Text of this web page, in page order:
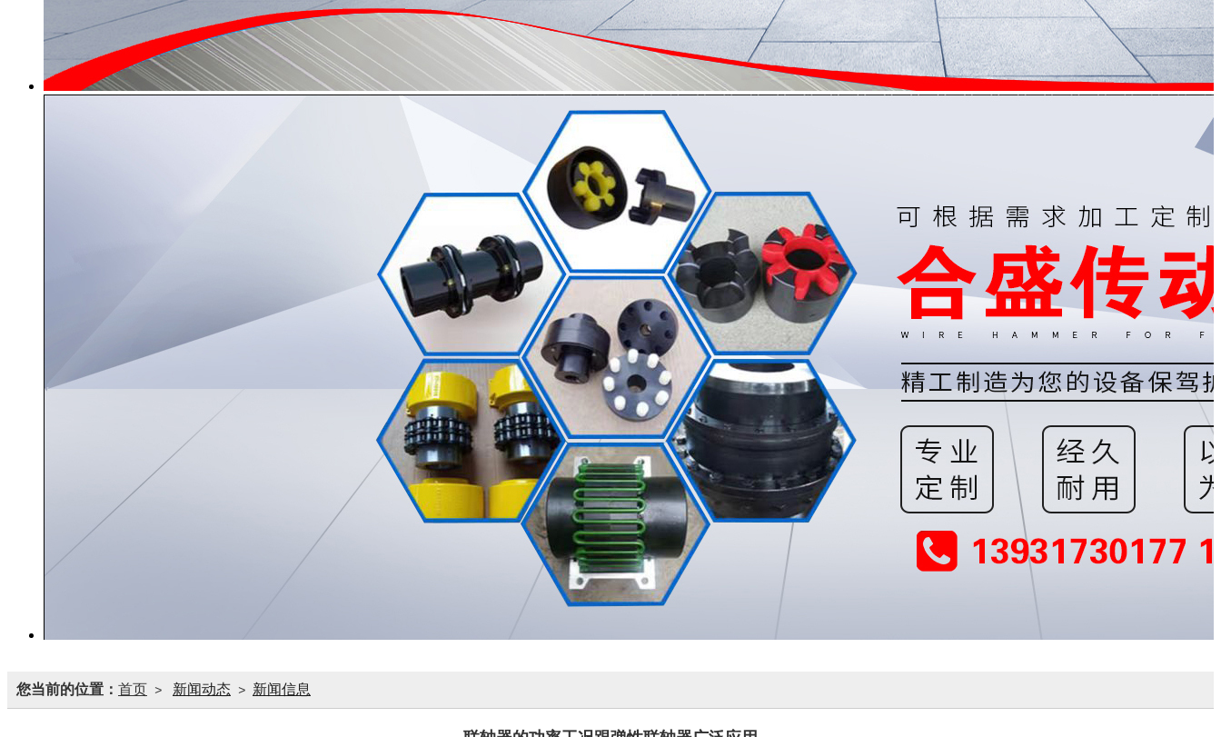
您当前的位置： 首页 > 新闻动态 > 新闻信息